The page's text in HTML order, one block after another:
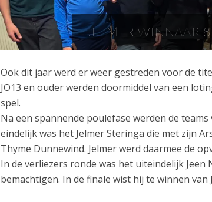
JELMER WINNAAR
Ook dit jaar werd er weer gestreden voor de
JO13 en ouder werden doormiddel van een
spel.
Na een spannende poulefase werden de
eindelijk was het Jelmer Steringa die met zijn
Thyme Dunnewind. Jelmer werd daarmee de
In de verliezers ronde was het uiteindelijk Jeen
bemachtigen. In de finale wist hij te winnen